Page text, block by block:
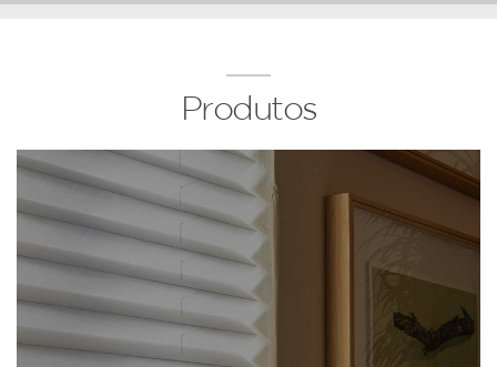
Produtos